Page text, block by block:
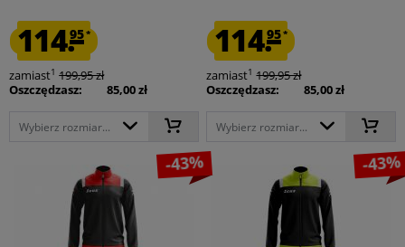
114.95*
zamiast1 199,95 zł
Oszczędzasz:
85,00 zł
Wybierz rozmiar...
114.95*
zamiast1 199,95 zł
Oszczędzasz:
85,00 zł
Wybierz rozmiar...
-43% -43%